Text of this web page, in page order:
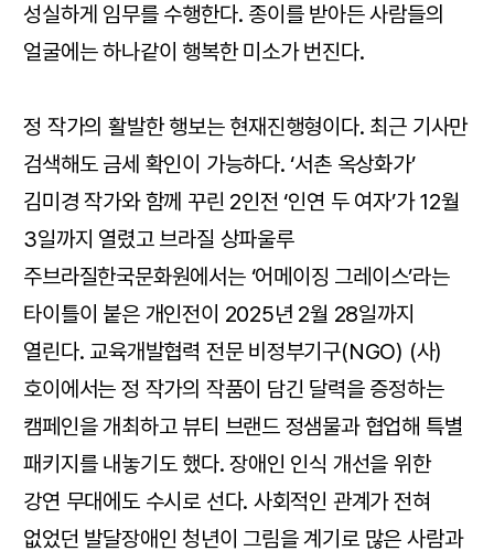
성실하게 임무를 수행한다. 종이를 받아든 사람들의
얼굴에는 하나같이 행복한 미소가 번진다.
정 작가의 활발한 행보는 현재진행형이다. 최근 기사만
검색해도 금세 확인이 가능하다. ‘서촌 옥상화가’
김미경 작가와 함께 꾸린 2인전 ‘인연 두 여자’가 12월
3일까지 열렸고 브라질 상파울루
주브라질한국문화원에서는 ‘어메이징 그레이스’라는
타이틀이 붙은 개인전이 2025년 2월 28일까지
열린다. 교육개발협력 전문 비정부기구(NGO) (사)
호이에서는 정 작가의 작품이 담긴 달력을 증정하는
캠페인을 개최하고 뷰티 브랜드 정샘물과 협업해 특별
패키지를 내놓기도 했다. 장애인 인식 개선을 위한
강연 무대에도 수시로 선다. 사회적인 관계가 전혀
없었던 발달장애인 청년이 그림을 계기로 많은 사람과